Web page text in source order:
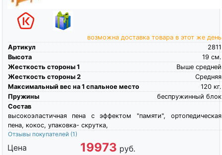
возможна доставка товара в этот же день
Артикул
2811
Высота
см.
19
Жесткость стороны 1
Выше средней
Жесткость стороны 2
Средняя
Максимальный вес на 1 спальное место
кг.
120
Пружины
беспружинный блок
Состав
высокоэластичная пена c эффектом "памяти", ортопедическая
пена, кокос, упаковка- скрутка,
Отзывы покупателей (1)
Цена 19973 руб.